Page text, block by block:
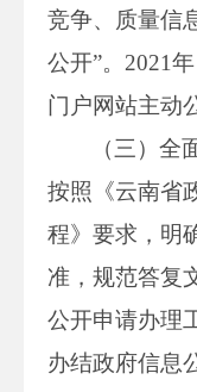
竞争、质量信
公开”。2021
门户网站主动
（三）
按照《云南省
程》要求，明
准，规范答复
公开申请办理
办结政府信息